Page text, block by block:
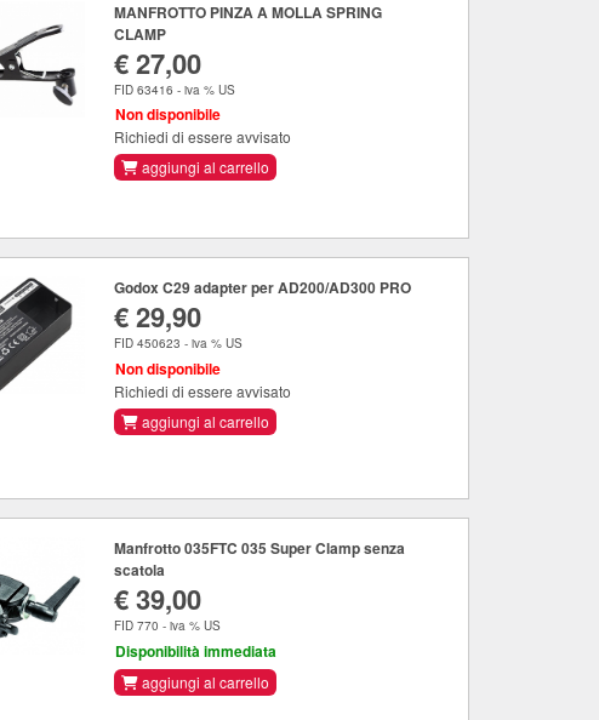
MANFROTTO PINZA A MOLLA SPRING
CLAMP
€ 27,00
FID 63416 - iva % US
Non disponibile
Richiedi di essere avvisato
aggiungi al carrello
Godox C29 adapter per AD200/AD300 PRO
€ 29,90
FID 450623 - iva % US
Non disponibile
Richiedi di essere avvisato
aggiungi al carrello
Manfrotto 035FTC 035 Super Clamp senza
scatola
€ 39,00
FID 770 - iva % US
Disponibilità immediata
aggiungi al carrello